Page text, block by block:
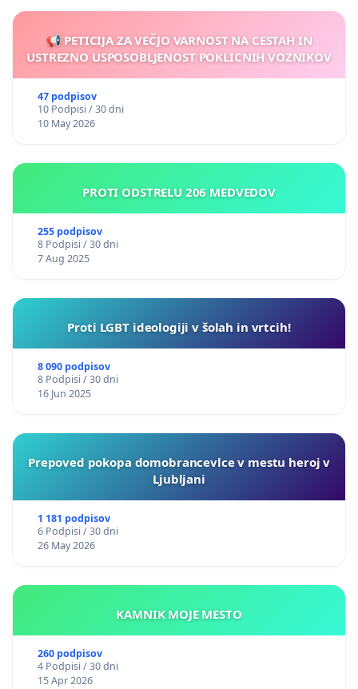
📢 PETICIJA ZA VEČJO VARNOST NA CESTAH IN
USTREZNO USPOSOBLJENOST POKLICNIH VOZNIKOV
47 podpisov
10 Podpisi / 30 dni
10 May 2026
PROTI ODSTRELU 206 MEDVEDOV
255 podpisov
8 Podpisi / 30 dni
7 Aug 2025
Proti LGBT ideologiji v šolah in vrtcih!
8 090 podpisov
8 Podpisi / 30 dni
16 Jun 2025
Prepoved pokopa domobrancevlce v mestu heroj v
Ljubljani
1 181 podpisov
6 Podpisi / 30 dni
26 May 2026
KAMNIK MOJE MESTO
260 podpisov
4 Podpisi / 30 dni
15 Apr 2026